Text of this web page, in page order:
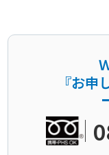
連絡先携帯電話番号
ワンタイムパスワー
設定（プッシュ通知
お知らせ
『お申